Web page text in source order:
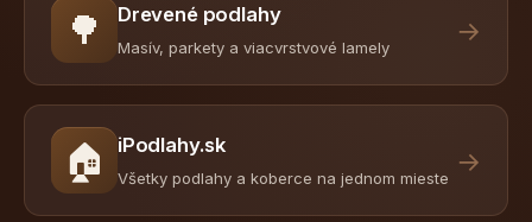
🌳 Drevené podlahy
Masív, parkety a viacvrstvové lamely
→
🏠 iPodlahy.sk
Všetky podlahy a koberce na jednom mieste
→